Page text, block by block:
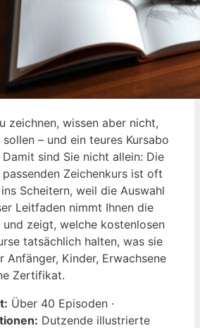
zeichnen, wissen aber nicht,
– und ein teures Kursabo
sind Sie nicht allein: Die
Zeichenkurs ist oft
Scheitern, weil die Auswahl
Leitfaden nimmt Ihnen die
und zeigt, welche kostenlosen
tatsächlich halten, was sie
Anfänger, Kinder, Erwachsene
Zertifikat.
Über 40 Episoden ·
Dutzende illustrierte